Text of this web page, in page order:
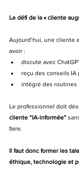
Le défi de la « cliente
Aujourd’hui, une cliente
avoir :
discuté avec
reçu des conseils IA
intégré des routines
Le professionnel doit
cliente “IA-informée”
faire.
Il faut donc former les
éthique, technologie et